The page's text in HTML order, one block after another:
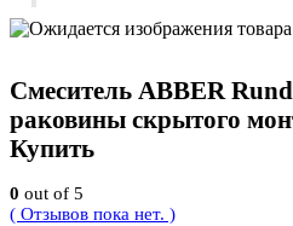
Смеситель ABBER
раковины скрытого
Купить
0 out of 5
( Отзывов пока нет. )